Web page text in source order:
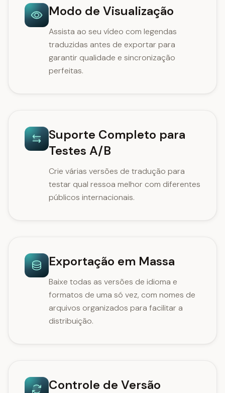
Modo de Visualização
Assista ao seu vídeo com legendas
traduzidas antes de exportar para
garantir qualidade e sincronização
perfeitas.
Suporte Completo para
Testes A/B
Crie várias versões de tradução para
testar qual ressoa melhor com diferentes
públicos internacionais.
Exportação em Massa
Baixe todas as versões de idioma e
formatos de uma só vez, com nomes de
arquivos organizados para facilitar a
distribuição.
Controle de Versão